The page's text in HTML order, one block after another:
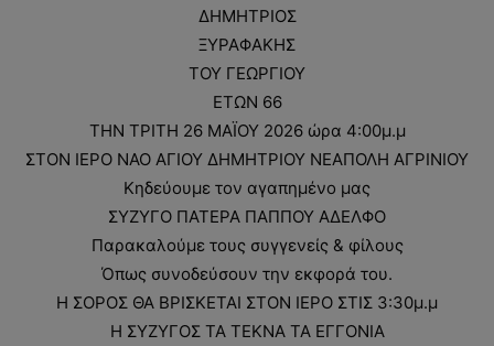
ΔΗΜΗΤΡΙΟΣ
ΞΥΡΑΦΑΚΗΣ
ΤΟΥ ΓΕΩΡΓΙΟΥ
ΕΤΩΝ 66
ΤΗΝ ΤΡΙΤΗ 26 ΜΑΪΟΥ 2026 ώρα 4:00μ.μ
ΣΤΟΝ ΙΕΡΟ ΝΑΟ ΑΓΙΟΥ ΔΗΜΗΤΡΙΟΥ ΝΕΑΠΟΛΗ ΑΓΡΙΝΙΟΥ
Κηδεύουμε τον αγαπημένο μας
ΣΥΖΥΓΟ ΠΑΤΕΡΑ ΠΑΠΠΟΥ ΑΔΕΛΦΟ
Παρακαλούμε τους συγγενείς & φίλους
Όπως συνοδεύσουν την εκφορά του.
Η ΣΟΡΟΣ ΘΑ ΒΡΙΣΚΕΤΑΙ ΣΤΟΝ ΙΕΡΟ ΣΤΙΣ 3:30μ.μ
Η ΣΥΖΥΓΟΣ ΤΑ ΤΕΚΝΑ ΤΑ ΕΓΓΟΝΙΑ